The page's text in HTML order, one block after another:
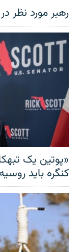
رهبر مورد نظر
«پوتین یک
کنگره باید